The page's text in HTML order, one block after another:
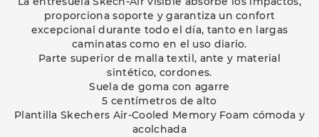
proporciona soporte y garantiza un confort
excepcional durante todo el día, tanto en largas
caminatas como en el uso diario.
Parte superior de malla textil, ante y material
sintético, cordones.
Suela de goma con agarre
5 centímetros de alto
Plantilla Skechers Air-Cooled Memory Foam cómoda y
acolchada